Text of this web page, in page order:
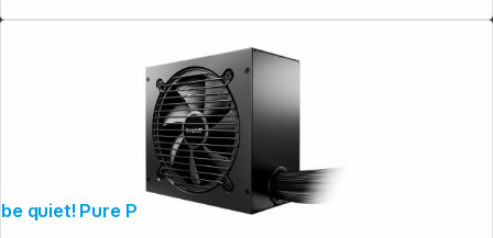
be quiet! Pure Power 12 1000W